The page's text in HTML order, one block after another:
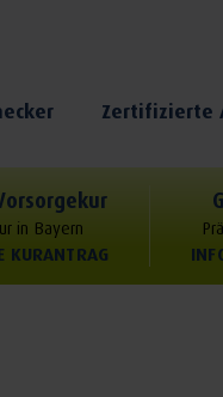
Zertifizierte
in Bayern
KURANTRAG